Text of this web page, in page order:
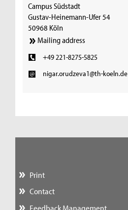
Campus Südstadt
Gustav-Heinemann-Ufer 54
50968 Köln
Mailing address
+49 221-8275-5825
nigar.orudzeva1@th-koeln.de
Print
Contact
Feedback Management